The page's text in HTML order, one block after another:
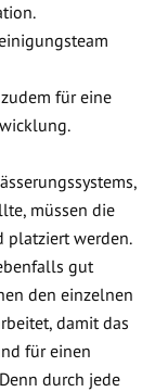
für eine
müssen die
platziert werden.
gut
den einzelnen
damit das
für einen
durch jede